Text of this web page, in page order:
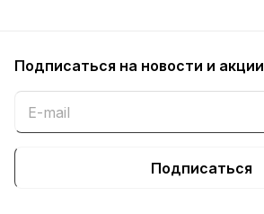
Подписаться на новости и акции
Подписаться